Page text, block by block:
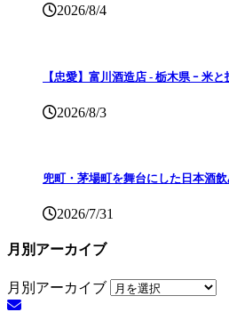
2026/8/4
【忠愛】富川酒造店 ‐ 栃木県 ｰ 米
2026/8/3
兜町・茅場町を舞台にした日本酒
2026/7/31
月別アーカイブ
月別アーカイブ